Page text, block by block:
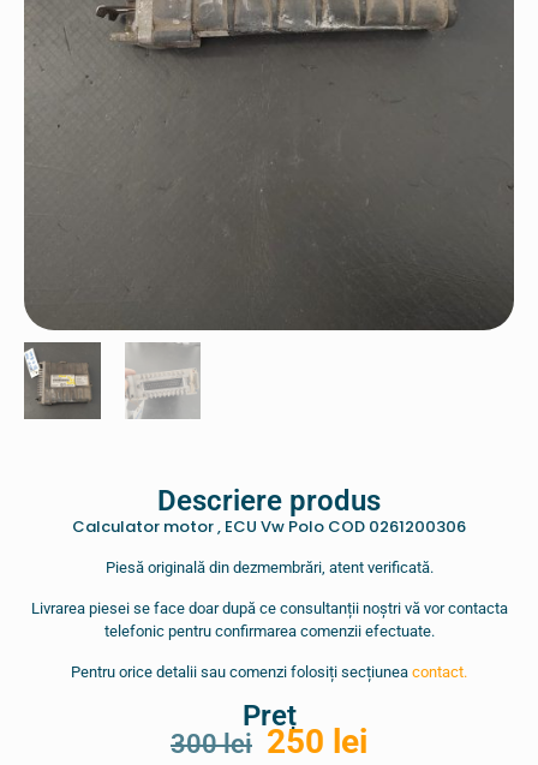
Descriere produs
Calculator motor , ECU Vw Polo COD 0261200306
Piesă originală din dezmembrări, atent verificată.
Livrarea piesei se face doar după ce consultanții noștri vă vor contacta
telefonic pentru confirmarea comenzii efectuate.
Pentru orice detalii sau comenzi folosiți secțiunea contact.
Preț
300lei 250 lei